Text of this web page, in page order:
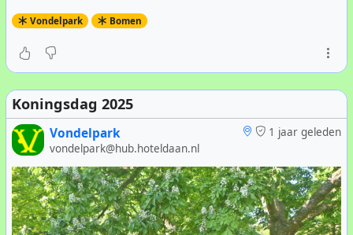
Vondelpark Bomen
Koningsdag 2025
1 jaar geleden
Vondelpark
vondelpark@hub.hoteldaan.nl